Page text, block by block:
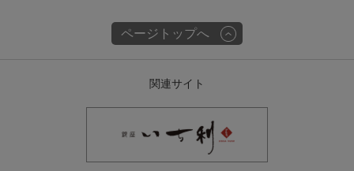
ページトップへ
関連サイト